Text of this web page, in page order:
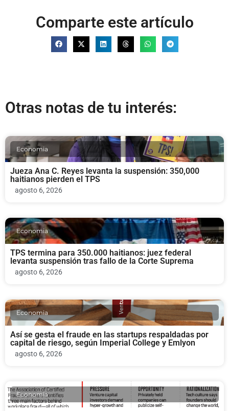
Comparte este artículo
Otras notas de tu interés:
Economia
Jueza Ana C. Reyes levanta la suspensión: 350,000
haitianos pierden el TPS
agosto 6, 2026
Economia
TPS termina para 350.000 haitianos: juez federal
levanta suspensión tras fallo de la Corte Suprema
agosto 6, 2026
Economia
Así se gesta el fraude en las startups respaldadas por
capital de riesgo, según Imperial College y Emlyon
agosto 6, 2026
Economia